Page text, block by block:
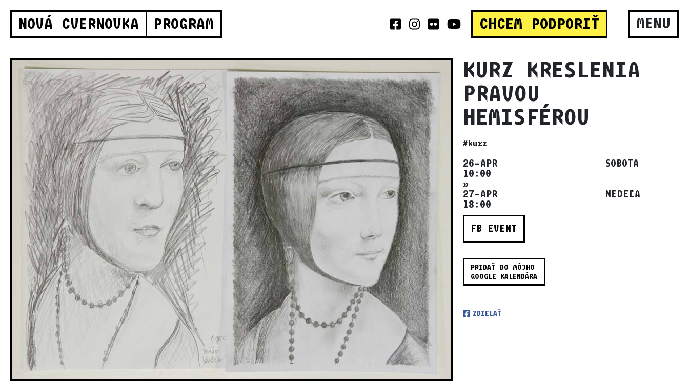
NOVÁ CVERNOVKA PROGRAM CHCEM PODPORIŤ MENU
KURZ KRESLENIA
PRAVOU
HEMISFÉROU
#kurz
26–APR SOBOTA
10:00
»
27–APR NEDEĽA
18:00
FB EVENT
PRIDAŤ DO MÔJHO
GOOGLE KALENDÁRA
ZDIELAŤ